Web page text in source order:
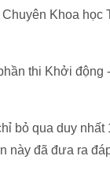
Khoa
thi Khởi động
bỏ qua duy
này đã đưa ra